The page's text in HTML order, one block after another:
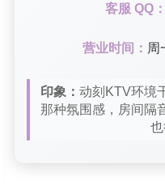
客服 QQ：
营业时间： 周
印象： 动刻KTV环境
那种氛围感，房间隔
也